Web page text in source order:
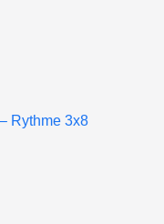
Rythme 3x8